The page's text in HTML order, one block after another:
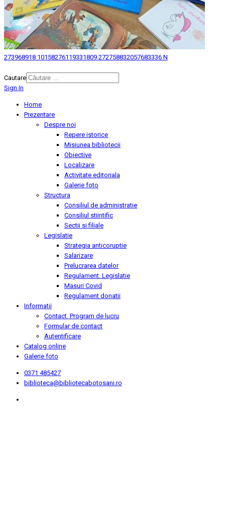
273968918 10158276119331809 272758832057683336 N
Cautare
Sign In
Home
Prezentare
Despre noi
Repere istorice
Misiunea bibliotecii
Obiective
Localizare
Activitate editoriala
Galerie foto
Structura
Consiliul de administratie
Consiliul stiintific
Sectii si filiale
Legislatie
Strategia anticoruptie
Salarizare
Prelucrarea datelor
Regulament. Legislatie
Masuri Covid
Regulament donatii
Informatii
Contact. Program de lucru
Formular de contact
Autentificare
Catalog online
Galerie foto
0371 485427
biblioteca@bibliotecabotosani.ro